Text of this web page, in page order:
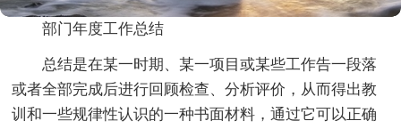
部门年度工作总结
总结是在某一时期、某一项目或某些工作告一段落
或者全部完成后进行回顾检查、分析评价，从而得出教
训和一些规律性认识的一种书面材料，通过它可以正确